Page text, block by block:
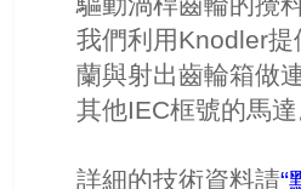
我們利用Knodler
蘭與射出齒輪箱做
其他IEC框號的馬
詳細的技術資料請“